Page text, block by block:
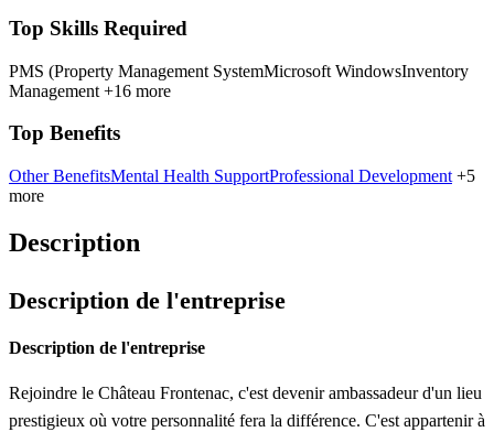
Top Skills Required
PMS (Property Management SystemMicrosoft WindowsInventory
Management +16 more
Top Benefits
Other BenefitsMental Health SupportProfessional Development +5
more
Description
Description de l'entreprise
Description de l'entreprise
Rejoindre le Château Frontenac, c'est devenir ambassadeur d'un lieu
prestigieux où votre personnalité fera la différence. C'est appartenir à